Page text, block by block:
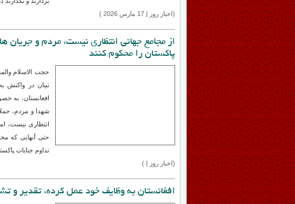
از مجامع جهانی انتظاری نیست، مردم و
افغانستان، به
شهدا و مردم،